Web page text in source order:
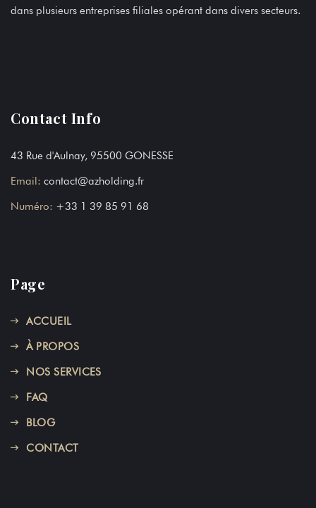
dans plusieurs entreprises filiales opérant dans divers secteurs.
Contact Info
43 Rue d'Aulnay, 95500 GONESSE
Email: contact@azholding.fr
Numéro: +33 1 39 85 91 68
Page
ACCUEIL
À PROPOS
NOS SERVICES
FAQ
BLOG
CONTACT